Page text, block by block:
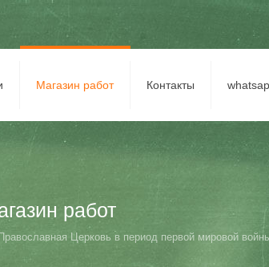
Магазин работ Контакты
работ
Церковь в период первой мировой